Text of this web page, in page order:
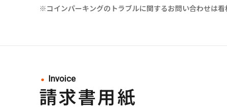
※コインパーキングのトラブルに関するお問い合わせは
Invoice
請求書用紙